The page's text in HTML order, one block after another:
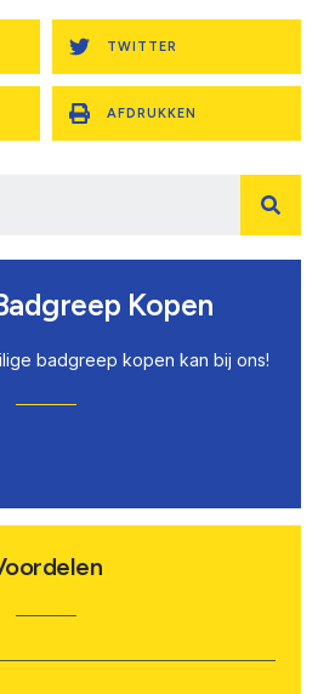
TWITTER
AFDRUKKEN
Kopen
badgreep kopen kan bij ons!